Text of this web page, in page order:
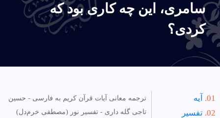
سامرى، اين چه كارى بود كه
كردى؟
آیه
تفسیر
ترجمه معانی آیات قرآن کریم به فارسی - حسین
تاجی گله داری - تفسیر نور (مصطفی خرم‌دل)